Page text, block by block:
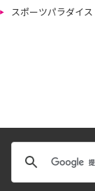
スポーツパラダイス